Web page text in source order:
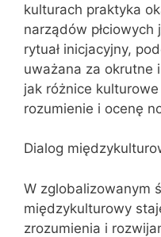
kulturach praktyka
narządów
rytuał inicjacyjny,
uważana za okrutne
jak różnice
rozumienie i ocenę
Dialog
W zglobalizowanym
międzykulturowy
zrozumienia i